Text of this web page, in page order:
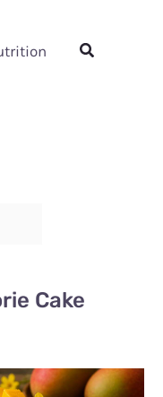
Rechercher
Cake